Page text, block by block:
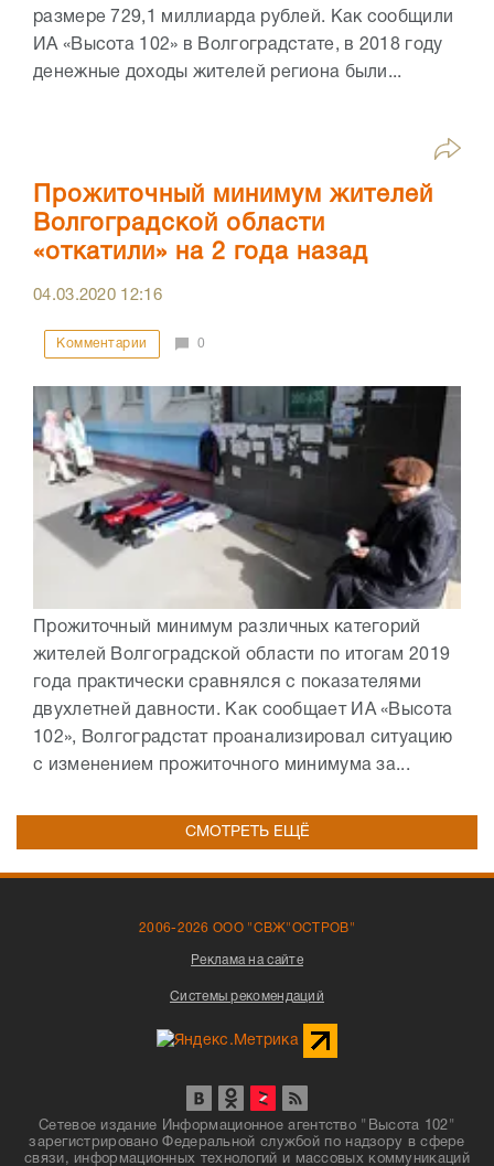
размере 729,1 миллиарда рублей. Как сообщили
ИА «Высота 102» в Волгоградстате, в 2018 году
денежные доходы жителей региона были...
Прожиточный минимум жителей
Волгоградской области
«откатили» на 2 года назад
04.03.2020 12:16
Комментарии 0
Прожиточный минимум различных категорий
жителей Волгоградской области по итогам 2019
года практически сравнялся с показателями
двухлетней давности. Как сообщает ИА «Высота
102», Волгоградстат проанализировал ситуацию
с изменением прожиточного минимума за...
СМОТРЕТЬ ЕЩЁ
2006-2026 ООО "СВЖ"ОСТРОВ"
Реклама на сайте
Системы рекомендаций
Сетевое издание Информационное агентство "Высота 102"
зарегистрировано Федеральной службой по надзору в сфере
связи, информационных технологий и массовых коммуникаций